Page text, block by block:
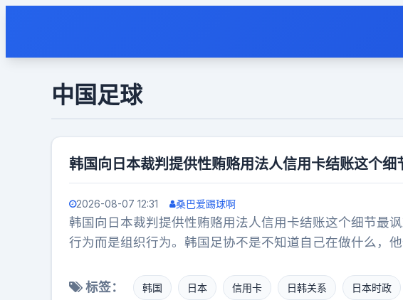
中国足球
韩国向日本裁判提供性贿赂用法人信用卡结账这个
2026-08-07 12:31 桑巴爱踢球啊
韩国向日本裁判提供性贿赂用法人信用卡结账这个细节最
行为而是组织行为。韩国足协不是不知道自己在做什么，
标签： 韩国 日本 信用卡 日韩关系 日本时政